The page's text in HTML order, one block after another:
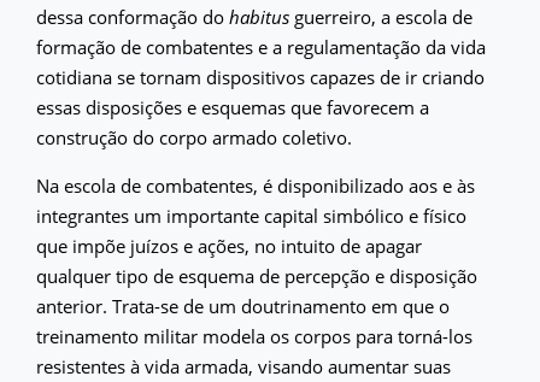
dessa conformação do habitus guerreiro, a escola de
formação de combatentes e a regulamentação da vida
cotidiana se tornam dispositivos capazes de ir criando
essas disposições e esquemas que favorecem a
construção do corpo armado coletivo.
Na escola de combatentes, é disponibilizado aos e às
integrantes um importante capital simbólico e físico
que impõe juízos e ações, no intuito de apagar
qualquer tipo de esquema de percepção e disposição
anterior. Trata-se de um doutrinamento em que o
treinamento militar modela os corpos para torná-los
resistentes à vida armada, visando aumentar suas